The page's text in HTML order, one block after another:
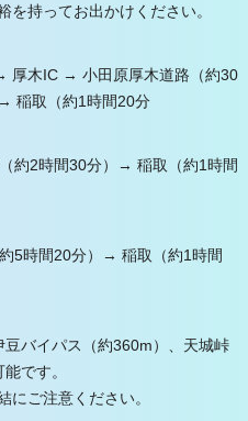
を持ってお出かけください。
厚木IC → 小田原厚木道路（約30
稲取（約1時間20分
約2時間30分）→ 稲取（約1時間
5時間20分）→ 稲取（約1時間
バイパス（約360m）、天城峠
です。
にご注意ください。